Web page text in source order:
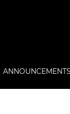
ANNOUNCEMENTS